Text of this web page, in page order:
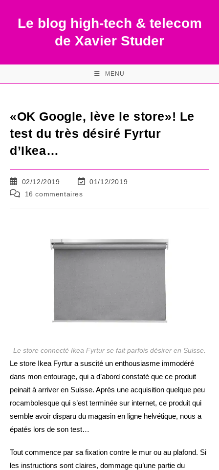
contentLe blog high-tech & telecom
de Xavier Studer
MENU
«OK Google, lève le store»! Le
test du très désiré Fyrtur
d’Ikea…
Publication
publiée :
02/12/2019
Dernière
01/12/2019
Commentaires
16 commentaires
Le store connecté Ikea Fyrtur se fait parfois désirer en Suisse.
Le store Ikea Fyrtur a suscité un enthousiasme immodéré
dans mon entourage, qui a d’abord constaté que ce produit
peinait à arriver en Suisse. Après une acquisition quelque peu
rocambolesque qui s’est terminée sur internet, ce produit qui
semble avoir disparu du magasin en ligne helvétique, nous a
épatés lors de son test…
Tout commence par sa fixation contre le mur ou au plafond. Si
les instructions sont claires, dommage qu’une partie du